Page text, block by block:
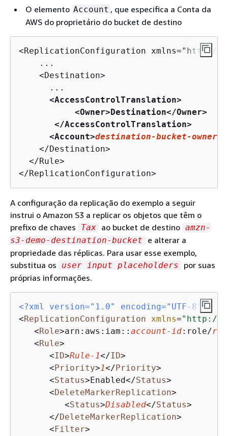
O elemento Account , que especifica a Conta da
AWS do proprietário do bucket de destino
<ReplicationConfiguration xmlns="http://
    ...
    <Destination>
      ...
<AccessControlTranslation>
           <Owner>Destination</Owner>
       </AccessControlTranslation>
      <Account>
destination-bucket-owner-
    </Destination>
  </Rule>
</ReplicationConfiguration>
A configuração da replicação do exemplo a seguir
instrui o Amazon S3 a replicar os objetos que têm o
prefixo de chaves
Tax ao bucket de destino amzn-
s3-demo-destination-bucket
e alterar a
propriedade das réplicas. Para usar esse exemplo,
substitua os
user input placeholders
por suas
próprias informações.
<?xml version="1.0" encoding="UTF-8"?>
<ReplicationConfiguration xmlns="http://
<Role>arn:aws:iam:: account-id:role/
<Rule>
<ID>Rule-1</ID>
<Priority>1</Priority>
<Status>Enabled</Status>
<DeleteMarkerReplication>
<Status>Disabled</Status>
</DeleteMarkerReplication>
<Filter>